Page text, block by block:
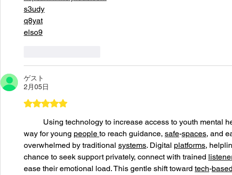
s3udy
q8yat
elso9
ゲスト
2月05日
5つ星のうち5と評価されています。
way for young people to reach guidance, safe-spaces, and
overwhelmed by traditional systems. Digital platforms,
chance to seek support privately, connect with trained
ease their emotional load. This gentle shift toward tech-based